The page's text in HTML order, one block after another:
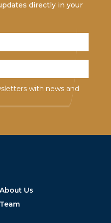
directly in your
with news and
About Us
Team